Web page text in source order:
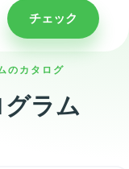
チェック
のカタログ
ラム